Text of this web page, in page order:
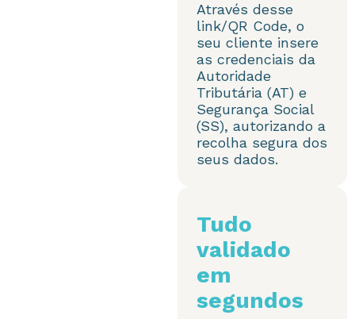
Através desse
link/QR Code, o
seu cliente insere
as credenciais da
Autoridade
Tributária (AT) e
Segurança Social
(SS), autorizando a
recolha segura dos
seus dados.
Tudo
validado
em
segundos